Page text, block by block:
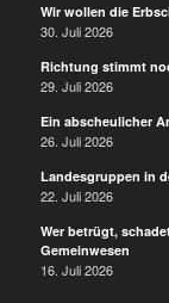
Wir wollen die
30. Juli 2026
Richtung stimmt
29. Juli 2026
Ein abscheulicher
26. Juli 2026
Landesgruppen in
22. Juli 2026
Wer betrügt,
Gemeinwesen
16. Juli 2026